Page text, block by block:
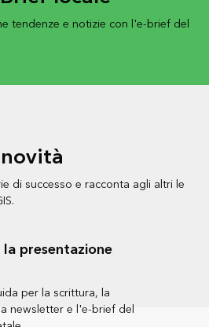
tendenze e notizie con l'e-brief del
di successo e racconta agli altri le
presentazione
per la scrittura, la
newsletter e l'e-brief del